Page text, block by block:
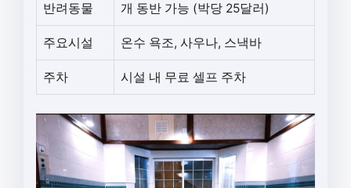
반려동물 개 동반 가능 (박당 25달러)
주요시설 온수 욕조, 사우나, 스낵바
주차 시설 내 무료 셀프 주차